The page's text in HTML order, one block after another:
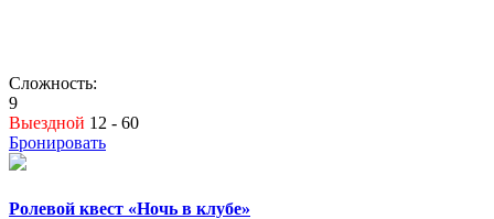
Сложность:
9
Выездной 12 - 60
Бронировать
Ролевой квест «Ночь в клубе»